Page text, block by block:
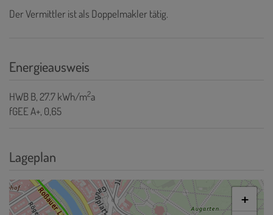
Der Vermittler ist als Doppelmakler tätig.
Energieausweis
HWBB, 27.7 kWh/m2a
fGEEA+, 0,65
Lageplan
+